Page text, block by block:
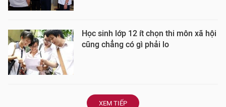
Học sinh lớp 12 ít chọn thi môn xã hội
cũng chẳng có gì phải lo
XEM TIẾP